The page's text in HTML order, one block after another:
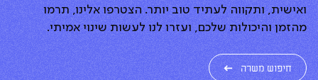
ואישית, ותקווה לעתיד טוב יותר. הצטרפו אלינו, תרמו
מהזמן והיכולות שלכם, ועזרו לנו לעשות שינוי אמיתי.
חיפוש משרה